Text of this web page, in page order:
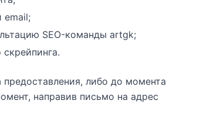
email;
SEO-команды artgk;
либо до момента
направив письмо на адрес